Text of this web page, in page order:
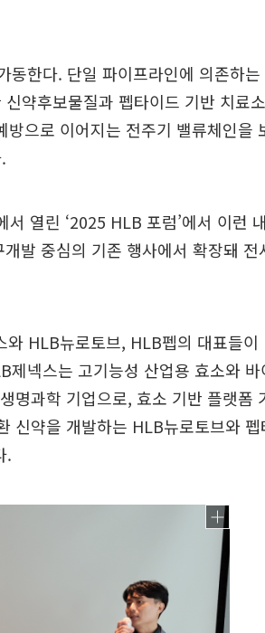
동한다. 단일 파이프라인에 의존하는
약후보물질과 펩타이드 기반 치료소
으로 이어지는 전주기 밸류체인을
열린 ‘2025 HLB 포럼’에서 이런 내
발 중심의 기존 행사에서 확장돼 전
HLB뉴로토브, HLB펩의 대표들이
넥스는 고기능성 산업용 효소와 바
명과학 기업으로, 효소 기반 플랫폼
신약을 개발하는 HLB뉴로토브와 펩
.